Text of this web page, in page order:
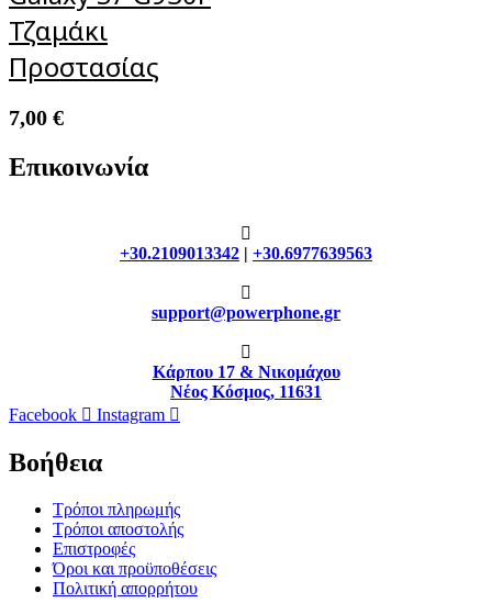
Τζαμάκι
Προστασίας
7,00 €
Επικοινωνία
+30.2109013342 | +30.6977639563
support@powerphone.gr
Κάρπου 17 & Νικομάχου
Νέος Κόσμος, 11631
Facebook
Instagram
Βοήθεια
Τρόποι πληρωμής
Τρόποι αποστολής
Επιστροφές
Όροι και προϋποθέσεις
Πολιτική απορρήτου